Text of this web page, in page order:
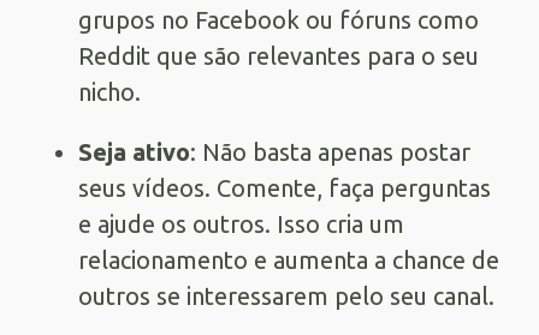
grupos no Facebook ou fóruns como
Reddit que são relevantes para o seu
nicho.
Seja ativo: Não basta apenas postar
seus vídeos. Comente, faça perguntas
e ajude os outros. Isso cria um
relacionamento e aumenta a chance de
outros se interessarem pelo seu canal.